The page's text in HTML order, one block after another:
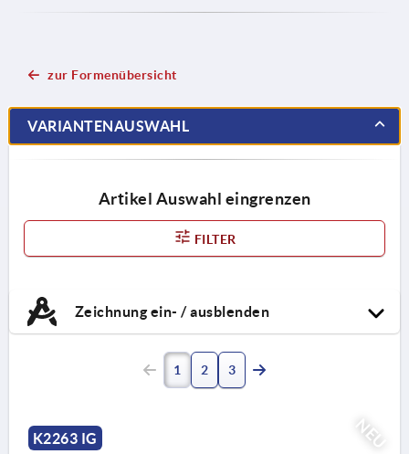
zur Formenübersicht
VARIANTENAUSWAHL
Artikel Auswahl eingrenzen
FILTER
Zeichnung ein- / ausblenden
1 2 3
NEU
K2263 IG